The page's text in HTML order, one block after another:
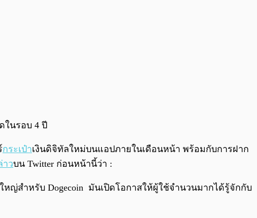
ในรอบ 4 ปี
กระเป๋าเงินดิจิทัลใหม่บนแอปภายในเดือนหน้า พร้อมกับการฝาก
าวบน Twitter ก่อนหน้านี้ว่า :
หญ่สำหรับ Dogecoin มันเปิดโอกาสให้ผู้ใช้จำนวนมากได้รู้จักกับ